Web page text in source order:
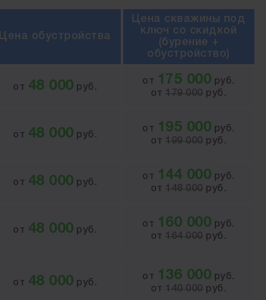
Цена обустройства
Цена скважины под
ключ со скидкой
(бурение +
обустройство)
от 48 000 руб.
от 175 000 руб.
от 179 000 руб.
от 48 000 руб.
от 195 000 руб.
от 199 000 руб.
от 48 000 руб.
от 144 000 руб.
от 148 000 руб.
от 48 000 руб.
от 160 000 руб.
от 164 000 руб.
от 48 000 руб.
от 136 000 руб.
от 140 000 руб.